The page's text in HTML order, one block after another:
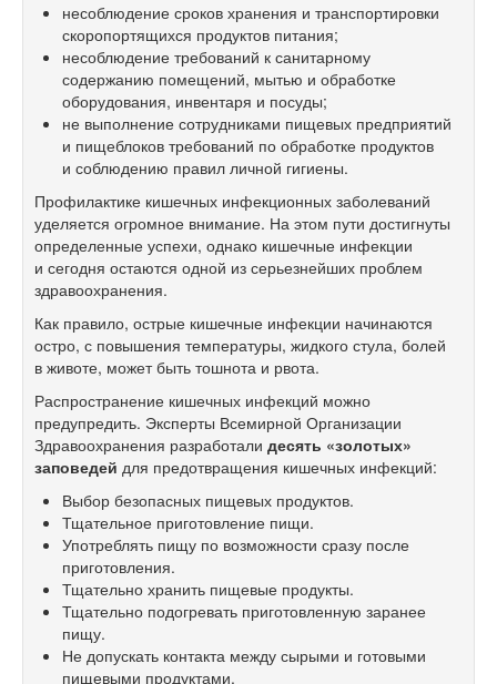
несоблюдение сроков хранения и транспортировки
скоропортящихся продуктов питания;
несоблюдение требований к санитарному
содержанию помещений, мытью и обработке
оборудования, инвентаря и посуды;
не выполнение сотрудниками пищевых предприятий
и пищеблоков требований по обработке продуктов
и соблюдению правил личной гигиены.
Профилактике кишечных инфекционных заболеваний
уделяется огромное внимание. На этом пути достигнуты
определенные успехи, однако кишечные инфекции
и сегодня остаются одной из серьезнейших проблем
здравоохранения.
Как правило, острые кишечные инфекции начинаются
остро, с повышения температуры, жидкого стула, болей
в животе, может быть тошнота и рвота.
Распространение кишечных инфекций можно
предупредить. Эксперты Всемирной Организации
Здравоохранения разработали десять «золотых»
заповедей для предотвращения кишечных инфекций:
Выбор безопасных пищевых продуктов.
Тщательное приготовление пищи.
Употреблять пищу по возможности сразу после
приготовления.
Тщательно хранить пищевые продукты.
Тщательно подогревать приготовленную заранее
пищу.
Не допускать контакта между сырыми и готовыми
пищевыми продуктами.